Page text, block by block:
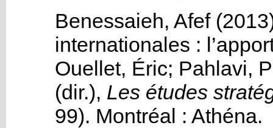
Benessaieh, Afef
internationales :
Ouellet, Éric; Pahlavi,
(dir.), Les études
99). Montréal : Athéna.